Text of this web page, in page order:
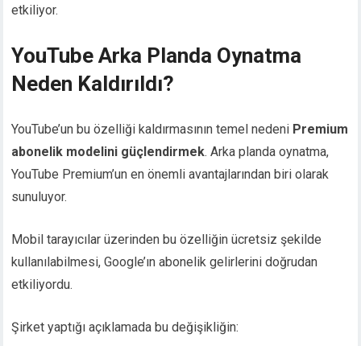
etkiliyor.
YouTube Arka Planda Oynatma
Neden Kaldırıldı?
YouTube’un bu özelliği kaldırmasının temel nedeni Premium
abonelik modelini güçlendirmek. Arka planda oynatma,
YouTube Premium’un en önemli avantajlarından biri olarak
sunuluyor.
Mobil tarayıcılar üzerinden bu özelliğin ücretsiz şekilde
kullanılabilmesi, Google’ın abonelik gelirlerini doğrudan
etkiliyordu.
Şirket yaptığı açıklamada bu değişikliğin: